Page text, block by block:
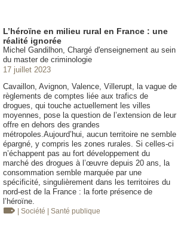
L’héroïne en milieu rural en France : une
réalité ignorée
Michel Gandilhon, Chargé d'enseignement au sein
du master de criminologie
17 juillet 2023
Cavaillon, Avignon, Valence, Villerupt, la vague de
règlements de comptes liée aux trafics de
drogues, qui touche actuellement les villes
moyennes, pose la question de l’extension de leur
offre en dehors des grandes
métropoles.Aujourd’hui, aucun territoire ne semble
épargné, y compris les zones rurales. Si celles-ci
n’échappent pas au fort développement du
marché des drogues à l’œuvre depuis 20 ans, la
consommation semble marquée par une
spécificité, singulièrement dans les territoires du
nord-est de la France : la forte présence de
l’héroïne.
| Société | Santé publique